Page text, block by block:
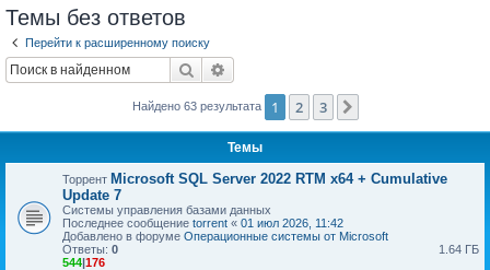
Темы без ответов
Перейти к расширенному поиску
Поиск
Найдено 63 результата 1 2 3
Темы
Торрент Microsoft SQL Server 2022 RTM x64 + Cumulative
Update 7
Системы управления базами данных
Последнее сообщение torrent « 01 июл 2026, 11:42
Добавлено в форуме Операционные системы от Microsoft
Ответы: 0
544|176
1.64 ГБ